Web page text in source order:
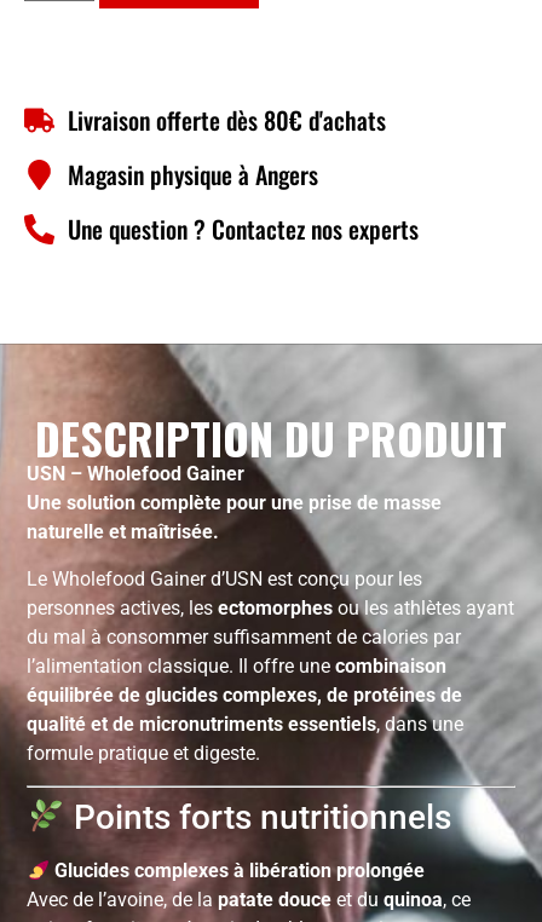
Livraison offerte dès 80€ d'achats
Magasin physique à Angers
Une question ? Contactez nos experts
DESCRIPTION DU PRODUIT
USN – Wholefood Gainer
Une solution complète pour une prise de masse
naturelle et maîtrisée.
Le Wholefood Gainer d’USN est conçu pour les
personnes actives, lesectomorphes ou les athlètes ayant
du mal à consommer suffisamment de calories par
l’alimentation classique. Il offre unecombinaison
équilibrée de glucides complexes, de protéines de
qualité et de micronutriments essentiels, dans une
formule pratique et digeste.
Points forts nutritionnels
Glucides complexes à libération prolongée
Avec de l’avoine, de lapatate douce et duquinoa, ce